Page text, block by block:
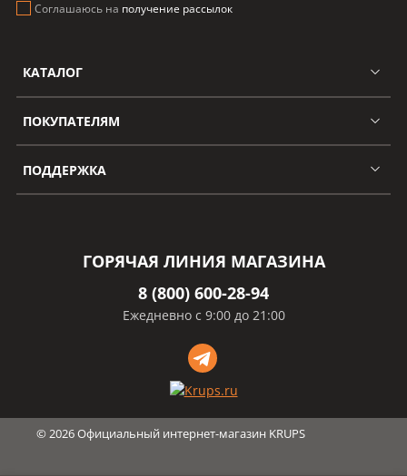
КАТАЛОГ
ПОКУПАТЕЛЯМ
Соглашаюсь на получение рассылок
ГОРЯЧАЯ ЛИНИЯ МАГАЗИНА
8 (800) 600-28-94
Ежедневно с 9:00 до 21:00
ПОДДЕРЖКА
©2026Официальный интернет-магазин KRUPS